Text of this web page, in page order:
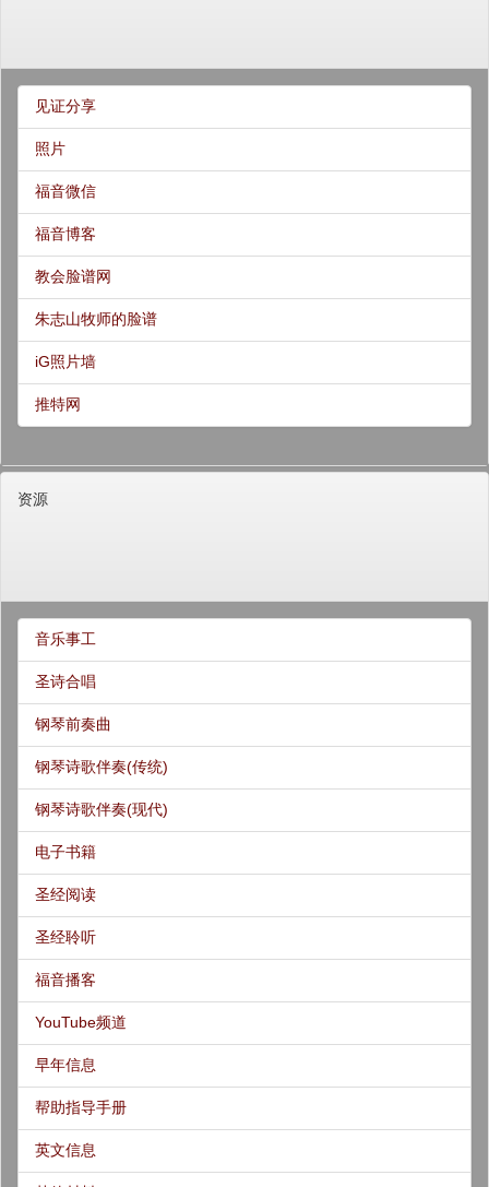
见证分享
照片
福音微信
福音博客
教会脸谱网
朱志山牧师的脸谱
iG照片墙
推特网
资源
音乐事工
圣诗合唱
钢琴前奏曲
钢琴诗歌伴奏(传统)
钢琴诗歌伴奏(现代)
电子书籍
圣经阅读
圣经聆听
福音播客
YouTube频道
早年信息
帮助指导手册
英文信息